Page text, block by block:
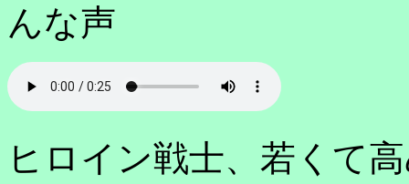
んな声
ヒロイン戦士、若くて